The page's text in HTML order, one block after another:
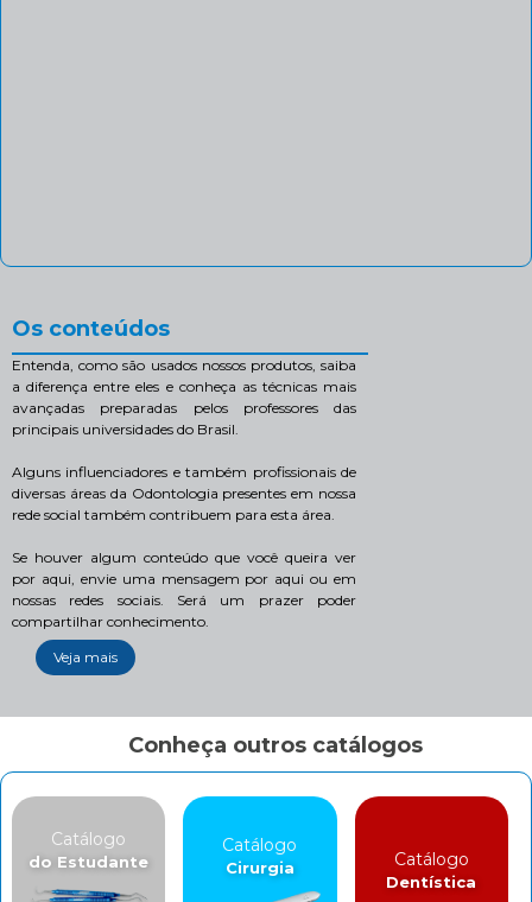
Os conteúdos
Entenda, como são usados nossos produtos, saiba
a diferença entre eles e conheça as técnicas mais
avançadas preparadas pelos professores das
principais universidades do Brasil.
Alguns influenciadores e também profissionais de
diversas áreas da Odontologia presentes em nossa
rede social também contribuem para esta área.
Se houver algum conteúdo que você queira ver
por aqui, envie uma mensagem por aqui ou em
nossas redes sociais. Será um prazer poder
compartilhar conhecimento.
Veja mais
Conheça outros catálogos
Catálogo
do Estudante
Catálogo
Cirurgia Catálogo
Dentística